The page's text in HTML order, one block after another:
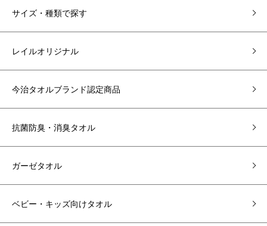
サイズ・種類で探す
レイルオリジナル
今治タオルブランド認定商品
抗菌防臭・消臭タオル
ガーゼタオル
ベビー・キッズ向けタオル